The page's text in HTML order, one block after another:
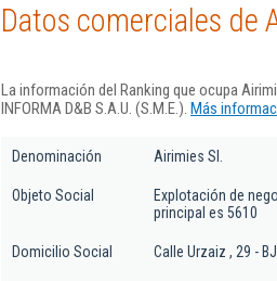
Datos comerciales de
La información del Ranking que ocupa
INFORMA D&B S.A.U. (S.M.E.). Más
Denominación Airimies Sl.
Objeto Social
Explotación de
principal es 5610
Domicilio Social Calle Urzaiz , 29 - BJ